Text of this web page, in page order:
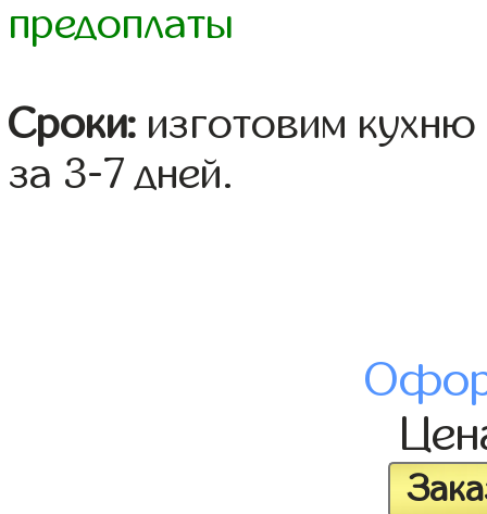
предоплаты
Сроки: изготовим
за 3-7 дней.